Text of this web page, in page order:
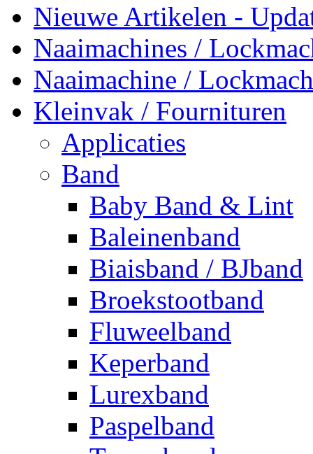
Nieuwe Artikelen -
Naaimachines /
Naaimachine /
Kleinvak / Fournituren
Applicaties
Band
Baby Band & Lint
Baleinenband
Biaisband / BJband
Broekstootband
Fluweelband
Keperband
Lurexband
Paspelband